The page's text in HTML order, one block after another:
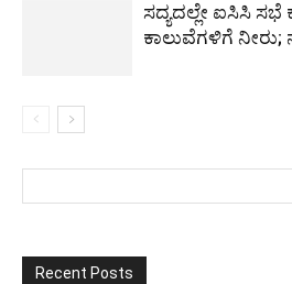
ಸದ್ಯದಲ್ಲೇ ಐಸಿಸಿ ಸಭೆ
ಕಾಲುವೆಗಳಿಗೆ ನೀರು;
Recent Posts